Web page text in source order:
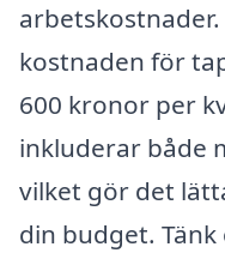
kostnaden för
600 kronor per
inkluderar både
vilket gör det
din budget.